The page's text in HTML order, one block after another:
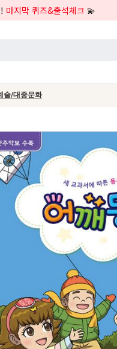
마지막 퀴즈&출석체크 💫
술/대중문화